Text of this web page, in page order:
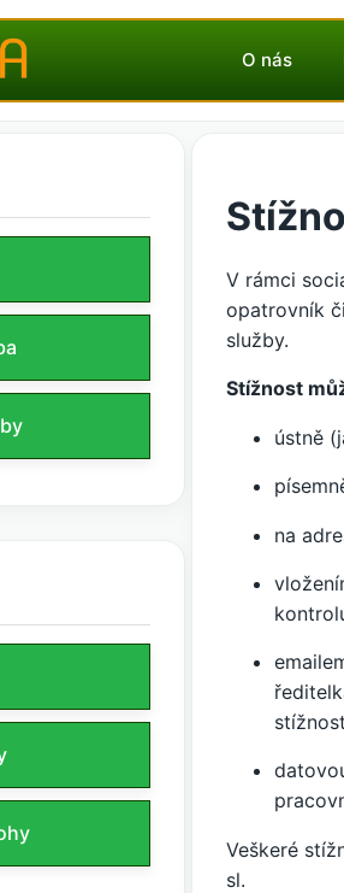
O nás
V rámci
opatrovník
služby.
Stížnost
ústně
na
Veškeré
sl.